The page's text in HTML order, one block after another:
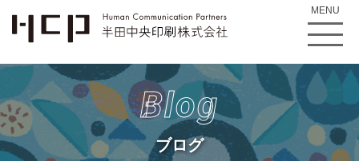
MENU
Blog
ブログ